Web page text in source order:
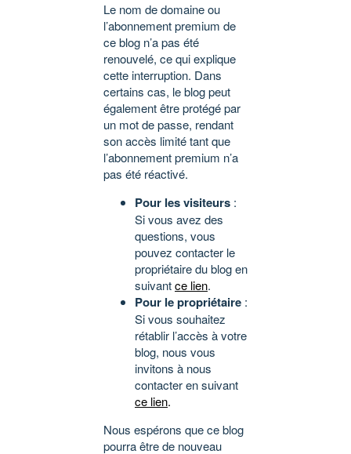
Le nom de domaine ou
l’abonnement premium de
ce blog n’a pas été
renouvelé, ce qui explique
cette interruption. Dans
certains cas, le blog peut
également être protégé par
un mot de passe, rendant
son accès limité tant que
l’abonnement premium n’a
pas été réactivé.
Pour les visiteurs :
Si vous avez des
questions, vous
pouvez contacter le
propriétaire du blog en
suivantce lien.
Pour le propriétaire :
Si vous souhaitez
rétablir l’accès à votre
blog, nous vous
invitons à nous
contacter en suivant
ce lien.
Nous espérons que ce blog
pourra être de nouveau